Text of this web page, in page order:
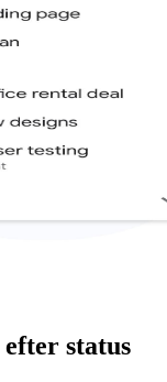
status